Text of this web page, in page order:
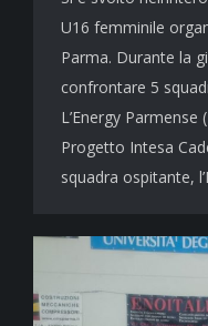
U16 femminile
Parma. Durante la
confrontare 5
L’Energy Parmense
Progetto Intesa
squadra ospitante,